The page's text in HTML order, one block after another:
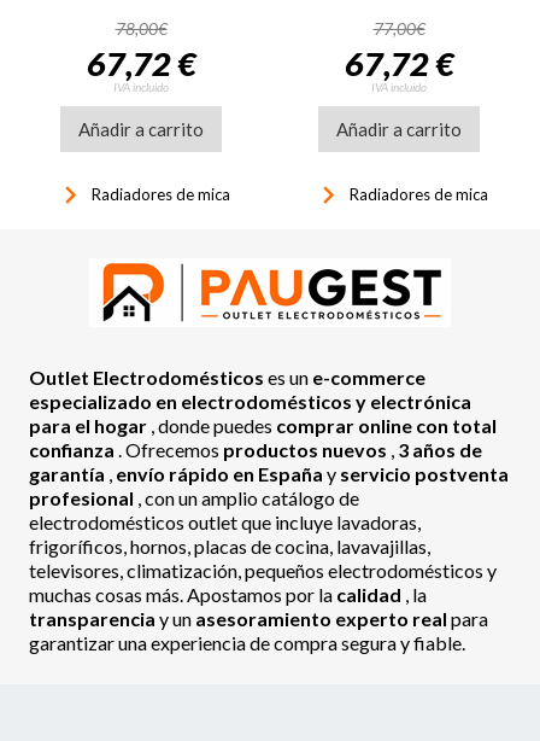
78,00€
67,72 €
IVA incluido
Añadir a carrito
keyboard_arrow_right Radiadores de mica
77,00€
67,72 €
IVA incluido
Añadir a carrito
keyboard_arrow_right Radiadores de mica
Outlet Electrodomésticos es un e-commerce
especializado en electrodomésticos y electrónica
para el hogar , donde puedes comprar online con total
confianza . Ofrecemos productos nuevos , 3 años de
garantía , envío rápido en España y servicio postventa
profesional , con un amplio catálogo de
electrodomésticos outlet que incluye lavadoras,
frigoríficos, hornos, placas de cocina, lavavajillas,
televisores, climatización, pequeños electrodomésticos y
muchas cosas más. Apostamos por la calidad , la
transparencia y un asesoramiento experto real para
garantizar una experiencia de compra segura y fiable.